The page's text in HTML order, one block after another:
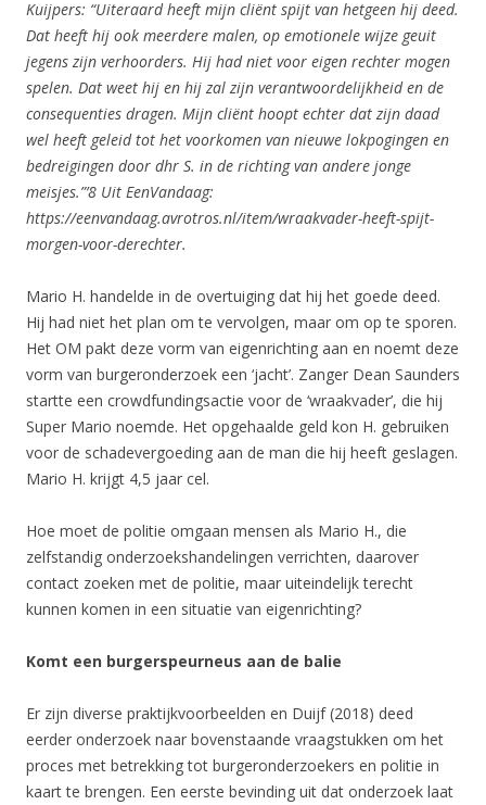
Kuijpers: “Uiteraardheeft mijn cliënt spijt van hetgeen hij deed.
Dat heeft hij ook meerdere malen, op emotionele wijze geuit
jegens zijn verhoorders. Hij had niet voor eigen rechter mogen
spelen. Dat weet hij en hij zal zijn verantwoordelijkheid en de
consequenties dragen. Mijn cliënt hoopt echter dat zijn daad
wel heeft geleid tot het voorkomen van nieuwe lokpogingen en
bedreigingen door dhr S. in de richtingvan andere jonge
meisjes.”’8 Uit EenVandaag:
https://eenvandaag.avrotros.nl/item/wraakvader-heeft-spijt-
morgen-voor-derechter.
Mario H. handelde in de overtuiging dat hij het goede deed.
Hij had niet het plan om te vervolgen, maar om op te sporen.
Het OM pakt deze vorm van eigenrichting aan en noemt deze
vorm van burgeronderzoek een ‘jacht’. Zanger Dean Saunders
startte een crowdfundingsactie voor de ‘wraakvader’, die hij
Super Mario noemde. Het opgehaalde geld kon H. gebruiken
voor de schadevergoeding aan de man die hij heeft geslagen.
Mario H. krijgt 4,5 jaar cel.
Hoe moet de politie omgaan mensen als Mario H., die
zelfstandig onderzoekshandelingen verrichten, daarover
contact zoeken met de politie, maar uiteindelijk terecht
kunnen komen in een situatie van eigenrichting?
Komt een burgerspeurneus aan de balie
Er zijn diverse praktijkvoorbeelden en Duijf (2018) deed
eerder onderzoek naar bovenstaande vraagstukken om het
proces met betrekking tot burgeronderzoekers en politie in
kaart te brengen. Een eerste bevinding uit dat onderzoek laat